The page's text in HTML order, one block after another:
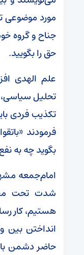
مورد موضوعی
جناح و گروه
حق را بگویید.
علم الهدی
تحلیل
تکذیب فردی
فرمودند
بگوید چه به
امام‌جمعه
شدت تحت
هستیم، کار
انداختن
حاضر دشمن